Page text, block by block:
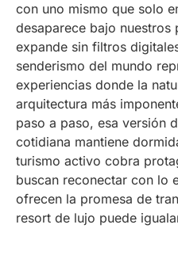
con uno mismo que solo
desaparece bajo nuestros
expande sin filtros
senderismo del mundo
experiencias donde la
arquitectura más
paso a paso, esa versión
cotidiana mantiene
turismo activo cobra
buscan reconectar con lo
ofrecen la promesa de
resort de lujo puede